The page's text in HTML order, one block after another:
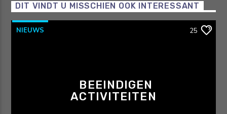
DIT VINDT U MISSCHIEN OOK INTERESSANT
NIEUWS 25
BEEINDIGEN
ACTIVITEITEN